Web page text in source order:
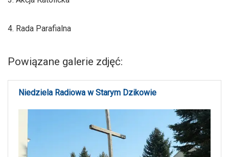
4. Rada Parafialna
Powiązane galerie zdjęć:
Niedziela Radiowa w Starym Dzikowie